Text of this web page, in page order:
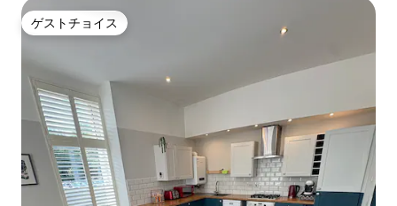
ゲストチョイス
ゲストチョイス